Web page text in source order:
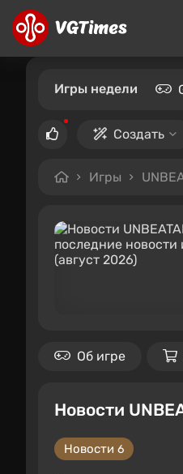
Игры недели
Создать
Игры
Об игре
Новости
Новости 6